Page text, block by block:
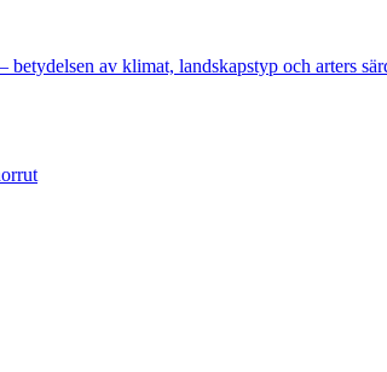
– betydelsen av klimat, landskapstyp och arters